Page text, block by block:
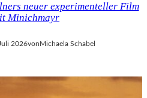
neuer experimenteller Film
Minichmayr
2026von Michaela Schabel